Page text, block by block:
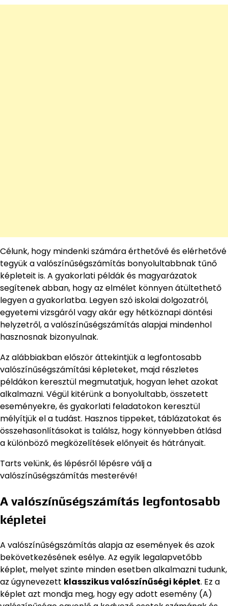
Célunk, hogy mindenki számára érthetővé és elérhetővé
tegyük a valószínűségszámítás bonyolultabbnak tűnő
képleteit is. A gyakorlati példák és magyarázatok
segítenek abban, hogy az elmélet könnyen átültethető
legyen a gyakorlatba. Legyen szó iskolai dolgozatról,
egyetemi vizsgáról vagy akár egy hétköznapi döntési
helyzetről, a valószínűségszámítás alapjai mindenhol
hasznosnak bizonyulnak.
Az alábbiakban először áttekintjük a legfontosabb
valószínűségszámítási képleteket, majd részletes
példákon keresztül megmutatjuk, hogyan lehet azokat
alkalmazni. Végül kitérünk a bonyolultabb, összetett
eseményekre, és gyakorlati feladatokon keresztül
mélyítjük el a tudást. Hasznos tippeket, táblázatokat és
összehasonlításokat is találsz, hogy könnyebben átlásd
a különböző megközelítések előnyeit és hátrányait.
Tarts velünk, és lépésről lépésre válj a
valószínűségszámítás mesterévé!
A valószínűségszámítás legfontosabb
képletei
A valószínűségszámítás alapja az események és azok
bekövetkezésének esélye. Az egyik legalapvetőbb
képlet, melyet szinte minden esetben alkalmazni tudunk,
az úgynevezett klasszikus valószínűségi képlet. Ez a
képlet azt mondja meg, hogy egy adott esemény (A)